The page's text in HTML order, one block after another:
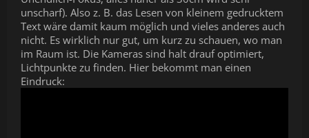
unscharf). Also z. B. das Lesen von kleinem gedrucktem
Text wäre damit kaum möglich und vieles anderes auch
nicht. Es wirklich nur gut, um kurz zu schauen, wo man
im Raum ist. Die Kameras sind halt drauf optimiert,
Lichtpunkte zu finden. Hier bekommt man einen
Eindruck: